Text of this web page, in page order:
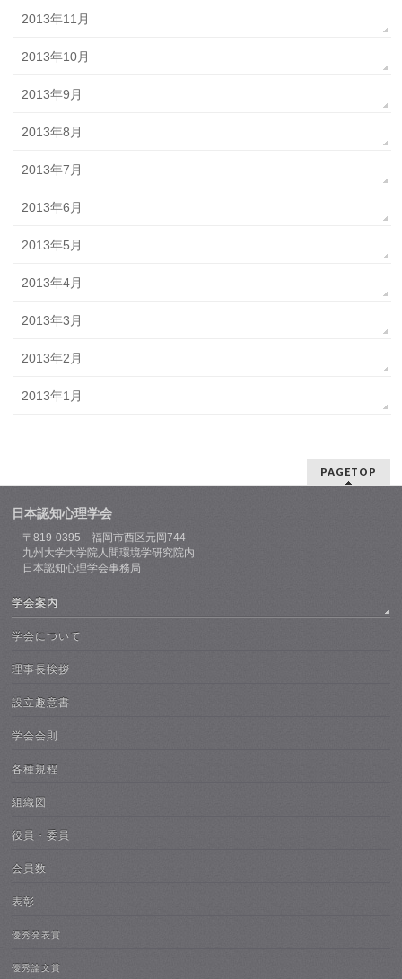
2013年11月
2013年10月
2013年9月
2013年8月
2013年7月
2013年6月
2013年5月
2013年4月
2013年3月
2013年2月
2013年1月
PAGETOP
日本認知心理学会
〒819-0395 福岡市西区元岡744
九州大学大学院人間環境学研究院内
日本認知心理学会事務局
学会案内
学会について
理事長挨拶
設立趣意書
学会会則
各種規程
組織図
役員・委員
会員数
表彰
優秀発表賞
優秀論文賞